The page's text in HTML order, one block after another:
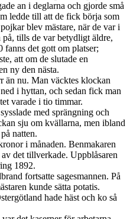
an i deglarna och gjorde små
ledde till att de fick börja som
blev mästare, när de var i
tills de var betydligt äldre,
fanns det gott om platser;
att om de slutade en
ny den nästa.
än nu. Man väcktes klockan
i hyttan, och sedan fick man
varade i tio timmar.
med sprängning och
sju om kvällarna, men ibland
natten.
i månaden. Benmakaren
det tillverkade. Uppblåsaren
1892.
fortsatte sagesmannen. På
kunde sätta potatis.
hade häst och ko så